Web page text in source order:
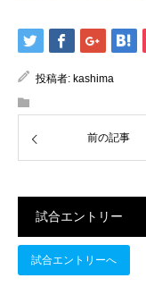
投稿者: kashima
前の記事
試合エントリー
試合エントリーへ